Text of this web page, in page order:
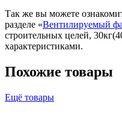
Так же вы можете
разделе «Вентилируемый
строительных целей,
характеристиками.
Похожие товары
Ещё товары